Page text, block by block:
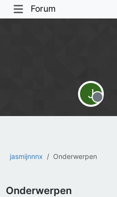
Forum
jasmijnnnx Onderwerpen
J
Onderwerpen